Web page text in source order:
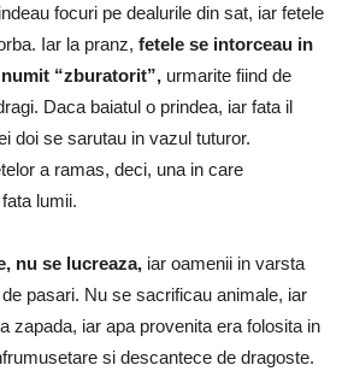
focuri pe dealurile din sat, iar fetele
Iar la pranz, fetele se intorceau in
“zburatorit”, urmarite fiind de
Daca baiatul o prindea, iar fata il
doi se sarutau in vazul tuturor.
a ramas, deci, una in care
lumii.
nu se lucreaza, iar oamenii in varsta
pasari. Nu se sacrificau animale, iar
zapada, iar apa provenita era folosita in
si descantece de dragoste.